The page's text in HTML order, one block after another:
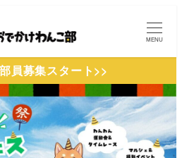
MENU
員募集スタート>>